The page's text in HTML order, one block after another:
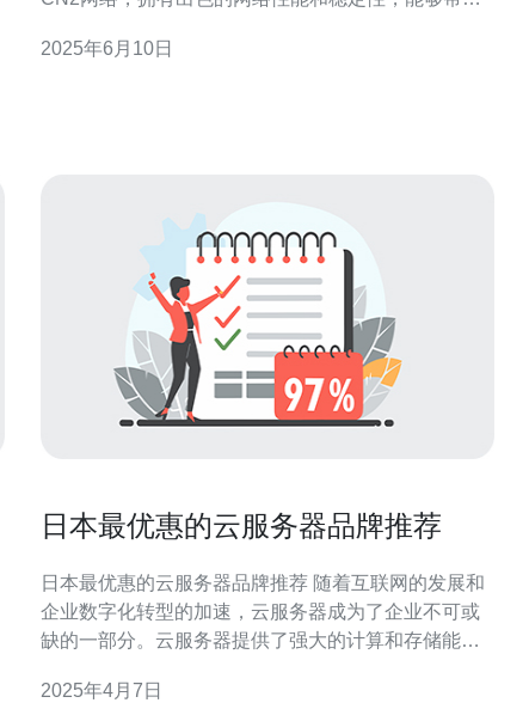
务器拥有以下优势： 高速稳定：采用CN2网络，网络
2025年6月10日
日本最优惠的云服务器品牌推荐
日本最优惠的云服务器品牌推荐 随着互联网的发展和
企业数字化转型的加速，云服务器成为了企业不可或
缺的一部分。云服务器提供了强大的计算和存储能
业来说，选择一家优惠的云服务器品牌对于降低成
2025年4月7日